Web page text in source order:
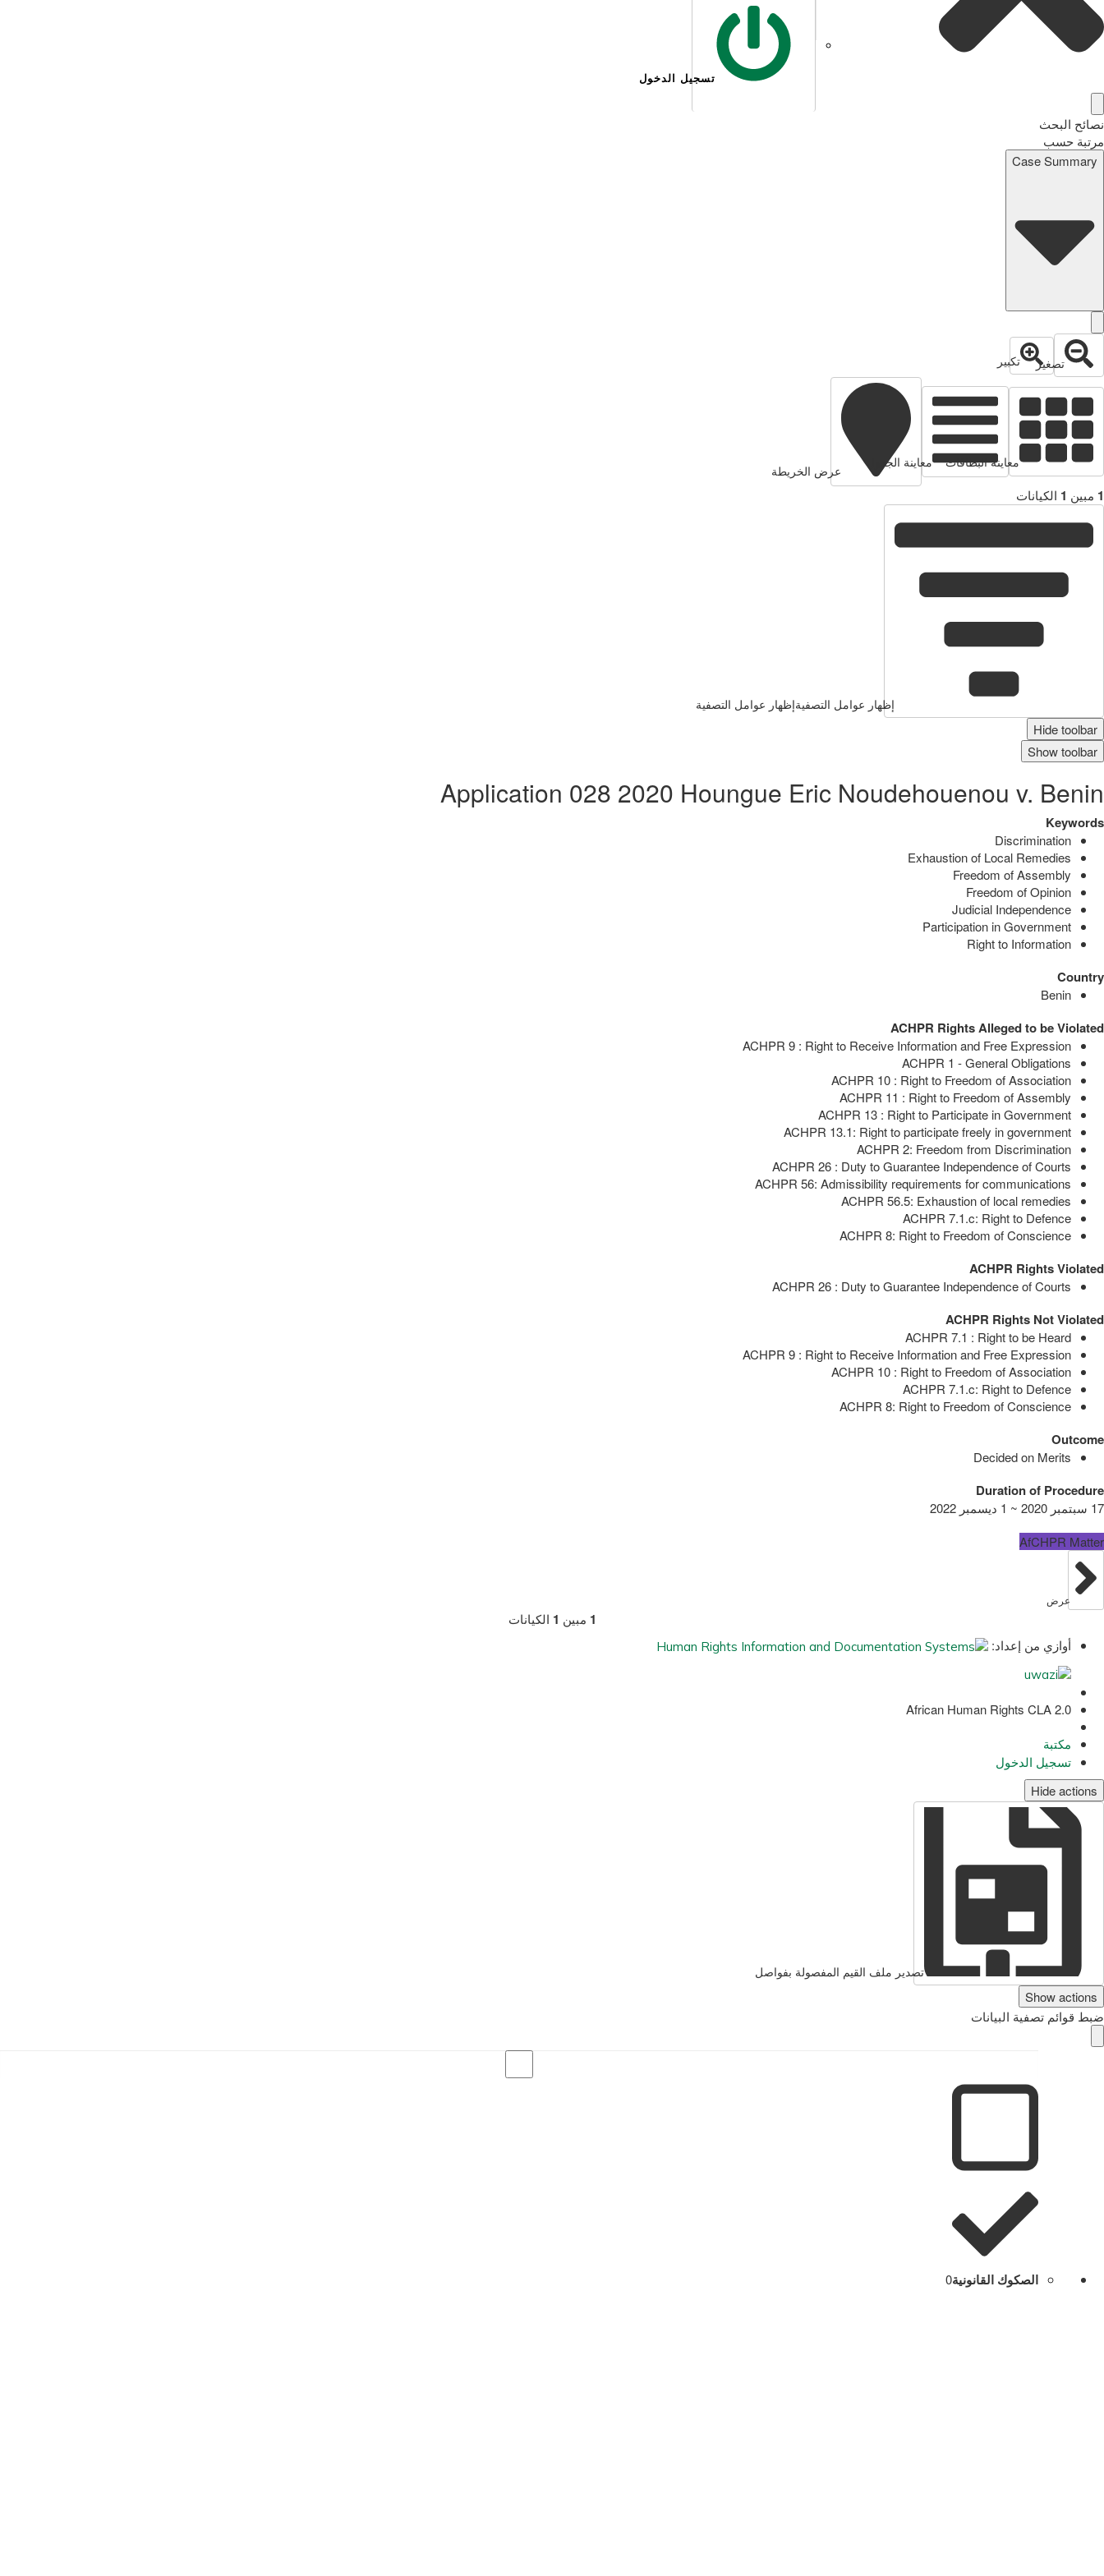
تسجيل الدخول
نصائح البحث
مرتبة حسب
Case Summary
تصغير تكبير
معاينة البطاقات معاينة الجدول
عرض الخريطة
1 مبين 1 الكيانات
إظهار عوامل التصفيةإظهار عوامل التصفية
Hide toolbar
Show toolbar
Application 028 2020 Houngue Eric Noudehouenou v. Benin
Keywords
Discrimination
Exhaustion of Local Remedies
Freedom of Assembly
Freedom of Opinion
Judicial Independence
Participation in Government
Right to Information
Country
Benin
ACHPR Rights Alleged to be Violated
ACHPR 9 : Right to Receive Information and Free Expression
ACHPR 1 - General Obligations
ACHPR 10 : Right to Freedom of Association
ACHPR 11 : Right to Freedom of Assembly
ACHPR 13 : Right to Participate in Government
ACHPR 13.1: Right to participate freely in government
ACHPR 2: Freedom from Discrimination
ACHPR 26 : Duty to Guarantee Independence of Courts
ACHPR 56: Admissibility requirements for communications
ACHPR 56.5: Exhaustion of local remedies
ACHPR 7.1.c: Right to Defence
ACHPR 8: Right to Freedom of Conscience
ACHPR Rights Violated
ACHPR 26 : Duty to Guarantee Independence of Courts
ACHPR Rights Not Violated
ACHPR 7.1 : Right to be Heard
ACHPR 9 : Right to Receive Information and Free Expression
ACHPR 10 : Right to Freedom of Association
ACHPR 7.1.c: Right to Defence
ACHPR 8: Right to Freedom of Conscience
Outcome
Decided on Merits
Duration of Procedure
17 سبتمبر 2020 ~ 1 ديسمبر 2022
AfCHPR Matter
عرض
1 مبين 1 الكيانات
أوازي من إعداد:
African Human Rights CLA 2.0
مكتبة
تسجيل الدخول
Hide actions
تصدير ملف القيم المفصولة بفواصل
Show actions
ضبط قوائم تصفية البيانات
الصكوك القانونية0